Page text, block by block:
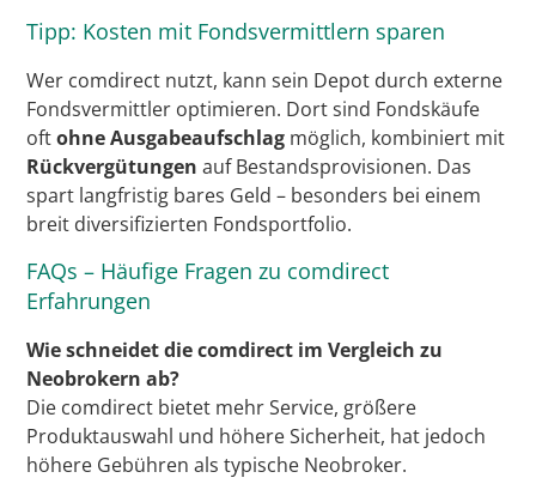
Tipp: Kosten mit Fondsvermittlern sparen
Wer comdirect nutzt, kann sein Depot durch externe
Fondsvermittler optimieren. Dort sind Fondskäufe
oftohne Ausgabeaufschlag möglich, kombiniert mit
Rückvergütungen auf Bestandsprovisionen. Das
spart langfristig bares Geld – besonders bei einem
breit diversifizierten Fondsportfolio.
FAQs – Häufige Fragen zu comdirect
Erfahrungen
Wie schneidet die comdirect im Vergleich zu
Neobrokern ab?
Die comdirect bietet mehr Service, größere
Produktauswahl und höhere Sicherheit, hat jedoch
höhere Gebühren als typische Neobroker.